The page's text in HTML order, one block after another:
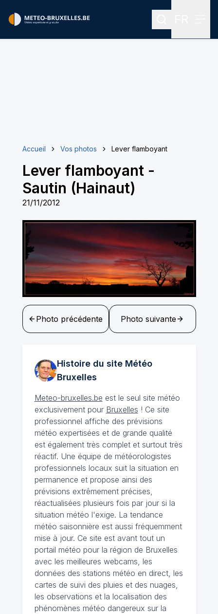
Rechercher
Accueil Vos photos Lever flamboyant
Lever flamboyant-
Sautin (Hainaut)
21/11/2012
Photo précédente Photo suivante
Histoire du site Météo
Bruxelles
Meteo-bruxelles.be est le seul site météo
exclusivement pour Bruxelles ! Ce site
professionnel affiche des prévisions
météo expertisées et de grande qualité
est également très complet et surtout très
réactif. Une équipe de météorologistes
professionnels locaux suit la situation en
permanence et propose ainsi des
prévisions extrêmement précises,
réactualisées plusieurs fois par jour si la
situation météo l'exige. La tendance
météo saisonnière est aussi fréquemment
mise à jour. Ce site est avant tout un
portail météo pour la région de Bruxelles
avec les meilleures webcams, les
données des stations météo en direct, les
cartes de suivi des pluies et des nuages,
les observations et la localisation des
phénomènes météo dangereux sur la